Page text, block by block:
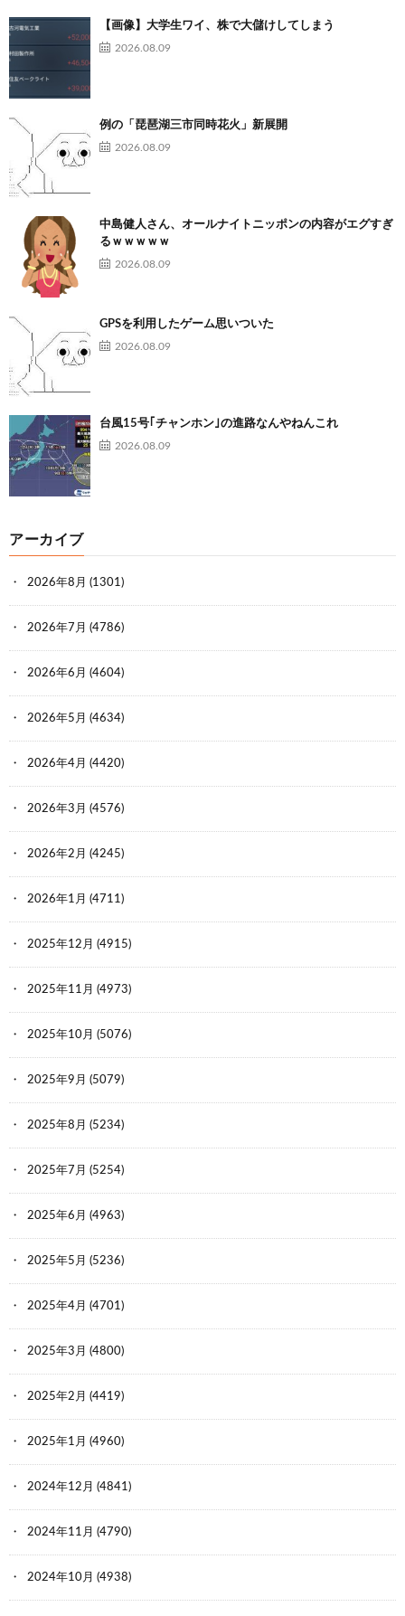
【画像】大学生ワイ、株で大儲けしてしまう
2026.08.09
例の「琵琶湖三市同時花火」新展開
2026.08.09
中島健人さん、オールナイトニッポンの内容がエグすぎ
るｗｗｗｗｗ
2026.08.09
GPSを利用したゲーム思いついた
2026.08.09
台風15号｢チャンホン｣の進路なんやねんこれ
2026.08.09
アーカイブ
2026年8月 (1301)
2026年7月 (4786)
2026年6月 (4604)
2026年5月 (4634)
2026年4月 (4420)
2026年3月 (4576)
2026年2月 (4245)
2026年1月 (4711)
2025年12月 (4915)
2025年11月 (4973)
2025年10月 (5076)
2025年9月 (5079)
2025年8月 (5234)
2025年7月 (5254)
2025年6月 (4963)
2025年5月 (5236)
2025年4月 (4701)
2025年3月 (4800)
2025年2月 (4419)
2025年1月 (4960)
2024年12月 (4841)
2024年11月 (4790)
2024年10月 (4938)